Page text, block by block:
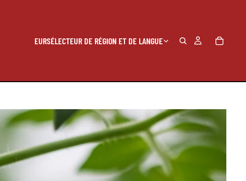
EURSÉLECTEUR DE RÉGION ET DE LANGUE